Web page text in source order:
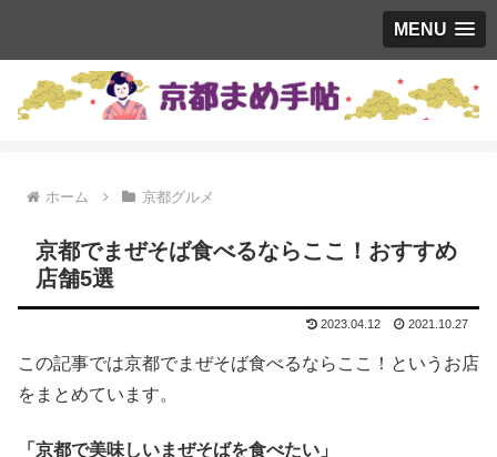
MENU
ホーム 京都グルメ
京都でまぜそば食べるならここ！おすすめ
店舗5選
2023.04.12 2021.10.27
この記事では京都でまぜそば食べるならここ！というお店
をまとめています。
「京都で美味しいまぜそばを食べたい」